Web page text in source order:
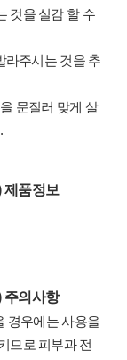
것을 실감 할 수
라주시는 것을 추
문질러 맞게 살
​ 제품정보
​ 주의사항
경우에는 사용을
므로 피부과 전